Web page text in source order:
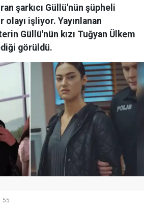
şarkıcı Güllü'nün şüpheli
işliyor. Yayınlanan
Güllü'nün kızı Tuğyan Ülkem
görüldü.